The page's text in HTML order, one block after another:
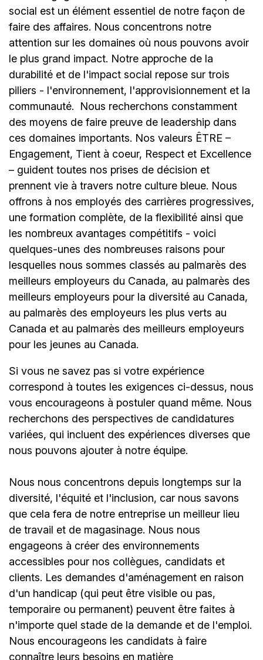
social est un élément essentiel de notre façon de
faire des affaires. Nous concentrons notre
attention sur les domaines où nous pouvons avoir
le plus grand impact. Notre approche de la
durabilité et de l'impact social repose sur trois
piliers - l'environnement, l'approvisionnement et la
communauté.
Nous recherchons constamment
des moyens de faire preuve de leadership dans
ces domaines importants. Nos valeurs ÊTRE –
Engagement, Tient à coeur, Respect et Excellence
– guident toutes nos prises de décision et
prennent vie à travers notre culture bleue. Nous
offrons à nos employés des carrières progressives,
une formation complète, de la flexibilité ainsi que
les nombreux avantages compétitifs - voici
quelques-unes des nombreuses raisons pour
lesquelles nous sommes classés au palmarès des
meilleurs employeurs du Canada, au palmarès des
meilleurs employeurs pour la diversité au Canada,
au palmarès des employeurs les plus verts au
Canada et au palmarès des meilleurs employeurs
pour les jeunes au Canada.
Si vous ne savez pas si votre expérience
correspond à toutes les exigences ci-dessus, nous
vous encourageons à postuler quand même. Nous
recherchons des perspectives de candidatures
variées, qui incluent des expériences diverses que
nous pouvons ajouter à notre équipe.
Nous nous concentrons depuis longtemps sur la
diversité, l'équité et l'inclusion, car nous savons
que cela fera de notre entreprise un meilleur lieu
de travail et de magasinage. Nous nous
engageons à créer des environnements
accessibles pour nos collègues, candidats et
clients. Les demandes d'aménagement en raison
d'un handicap (qui peut être visible ou pas,
temporaire ou permanent) peuvent être faites à
n'importe quel stade de la demande et de l'emploi.
Nous encourageons les candidats à faire
connaître leurs besoins en matière